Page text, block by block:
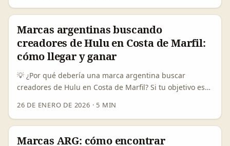
personal + demo de producto. Hay una oportunidad
real: el mercado de influencer marketing está creciendo
fuerte (OpenPR lo proyecta como uno de los sectores
con mayor CAGR), y las marcas buscan formatos
auténticos que conecten con audiencias jóvenes. ...
Marcas argentinas buscando
creadores de Hulu en Costa de Marfil:
cómo llegar y ganar
💡 ¿Por qué debería una marca argentina buscar
creadores de Hulu en Costa de Marfil? Si tu objetivo es
francófonas o de la diáspora africana que consumen
cantera interesante: creadores con voz local, alcance en
26 DE ENERO DE 2026 · 5 MIN
Marcas ARG: cómo encontrar